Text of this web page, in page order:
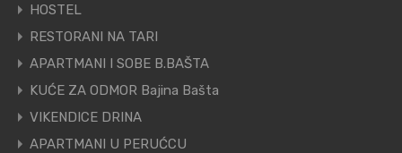
HOSTEL
RESTORANI NA TARI
APARTMANI I SOBE B.BAŠTA
KUĆE ZA ODMOR Bajina Bašta
VIKENDICE DRINA
APARTMANI U PERUĆCU